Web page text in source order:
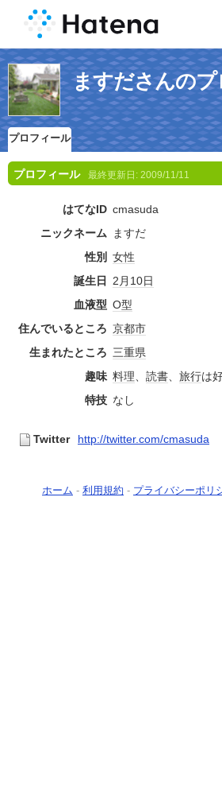
ますださんの
プロフィール
プロフィール 最終更新日: 2009/11/11
はてなID cmasuda
ニックネーム ますだ
性別
女性
誕生日
2月10日
血液型 O型
住んでいるところ 京都市
生まれたところ 三重県
趣味 料理、 読書、 旅行は
特技 なし
Twitter http://twitter.com/cmasuda
ホーム - 利用規約 - プライバシーポリ